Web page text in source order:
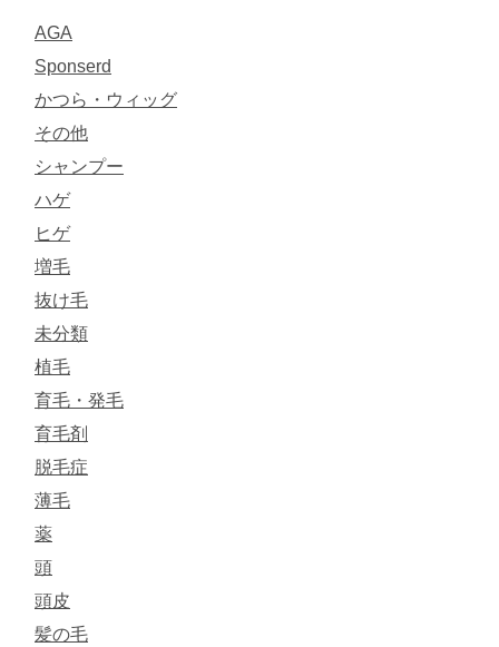
AGA
Sponserd
かつら・ウィッグ
その他
シャンプー
ハゲ
ヒゲ
増毛
抜け毛
未分類
植毛
育毛・発毛
育毛剤
脱毛症
薄毛
薬
頭
頭皮
髪の毛